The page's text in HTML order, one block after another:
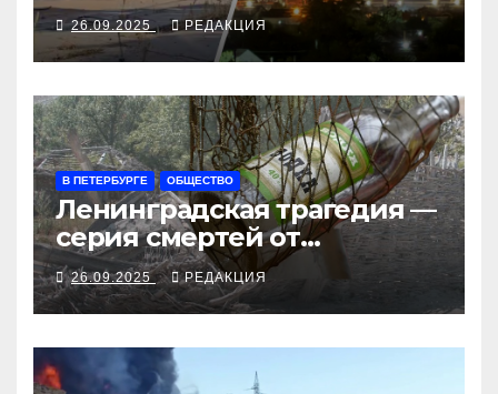
закрыли Добропольский
рубеж
26.09.2025 РЕДАКЦИЯ
В ПЕТЕРБУРГЕ ОБЩЕСТВО
Ленинградская трагедия —
серия смертей от
алкосуррогата
26.09.2025 РЕДАКЦИЯ